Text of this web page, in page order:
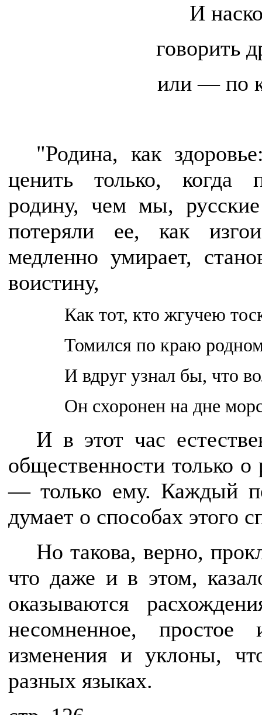
И
говорить
или — по
"Родина, как
ценить только, когда
родину, чем мы,
потеряли ее, как
медленно умирает,
воистину,
Как тот, кто жгучею
Томился по краю
И вдруг узнал бы, что
Он схоронен на дне
И в этот час
общественности только о
— только ему. Каждый
думает о способах этого
Но такова, верно,
что даже и в этом,
оказываются
несомненное, простое
изменения и уклоны,
разных языках.